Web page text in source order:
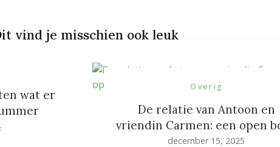
vind je misschien ook leuk
wat er
Overig
De relatie van Antoon en
vriendin Carmen: een open
december 15, 2025